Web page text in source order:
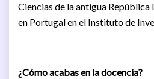
Ciencias de la antigua
en Portugal en el Instituto de
¿Cómo acabas en la docencia?